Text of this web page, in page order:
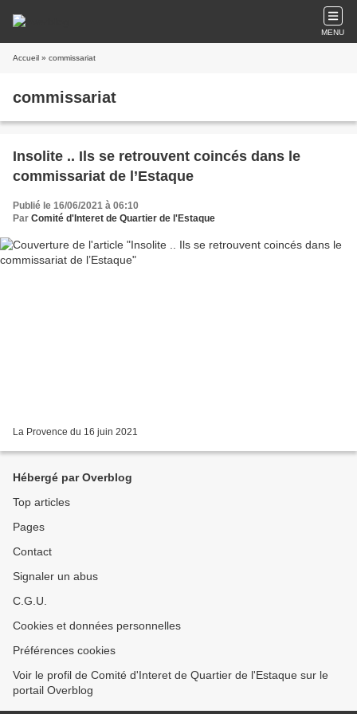
MENU
Accueil » commissariat
commissariat
Insolite .. Ils se retrouvent coincés dans le
commissariat de l’Estaque
Publié le 16/06/2021 à 06:10
Par Comité d'Interet de Quartier de l'Estaque
La Provence du 16 juin 2021
Hébergé par Overblog
Top articles
Pages
Contact
Signaler un abus
C.G.U.
Cookies et données personnelles
Préférences cookies
Voir le profil de Comité d'Interet de Quartier de l'Estaque sur le
portail Overblog